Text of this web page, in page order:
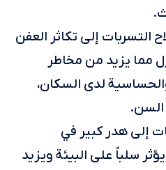
التسربات إلى تكاثر العفن
مما يزيد من مخاطر
لدى السكان،
السن.
إلى هدر كبير في
سلباً على البيئة ويزيد